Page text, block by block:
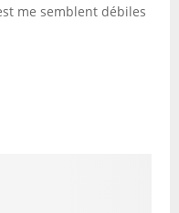
me semblent débiles